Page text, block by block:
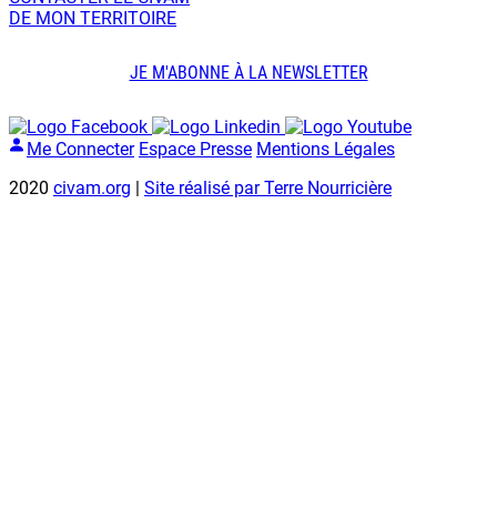
DE MON TERRITOIRE
JE M'ABONNE À LA NEWSLETTER
Me Connecter Espace Presse Mentions Légales
2020 civam.org Site réalisé par Terre Nourricière